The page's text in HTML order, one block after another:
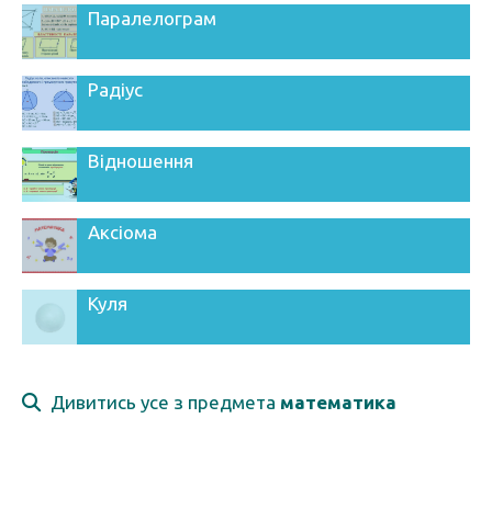
Паралелограм
Радіус
Відношення
Аксіома
Куля
Дивитись усе з предмета математика